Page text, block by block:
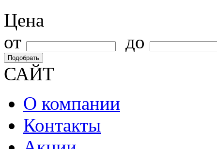
Цена
от
до
Подобрать
САЙТ
О компании
Контакты